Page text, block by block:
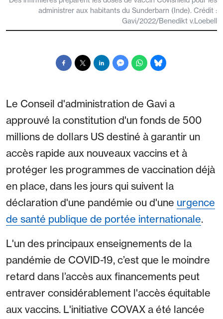
administrer aux habitants du Sunderbarn (Inde). Crédit :
Gavi/2022/Benedikt v.Loebell
Le Conseil d'administration de Gavi a
approuvé la constitution d'un fonds de 500
millions de dollars US destiné à garantir un
accès rapide aux nouveaux vaccins et à
protéger les programmes de vaccination déjà
en place, dans les jours qui suivent la
déclaration d'une pandémie ou d'une urgence
de santé publique de portée internationale.
L'un des principaux enseignements de la
pandémie de COVID-19, c’est que le moindre
retard dans l’accès aux financements peut
entraver considérablement l'accès équitable
aux vaccins. L'initiative COVAX a été lancée